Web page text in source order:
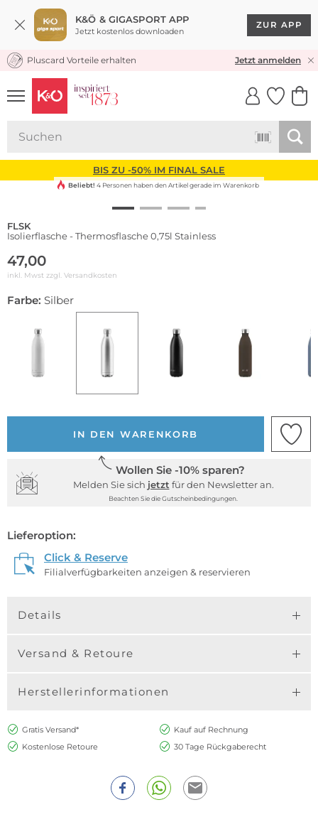
K&Ö & GIGASPORT APP
Jetzt kostenlos downloaden
ZUR APP
KOSTENLOSER VERSAND* & RÜCKVERSAND
Pluscard Vorteile erhalten Jetzt anmelden
UNSERE APP
CLICK &
BIS ZU -50% IM FINAL SALE
Beliebt! 4 Personen haben den Artikel gerade im Warenkorb
FLSK
Isolierflasche - Thermosflasche 0,75l Stainless
47,00
inkl. Mwst zzgl. Versandkosten
Farbe: Silber
IN DEN WARENKORB
Wollen Sie -10% sparen?
Melden Sie sich jetzt für den Newsletter an.
Beachten Sie die Gutscheinbedingungen.
Lieferoption:
Click & Reserve
Filialverfügbarkeiten anzeigen & reservieren
Details
Versand & Retoure
Herstellerinformationen
Gratis Versand*
Kauf auf Rechnung
Kostenlose Retoure
30 Tage Rückgaberecht